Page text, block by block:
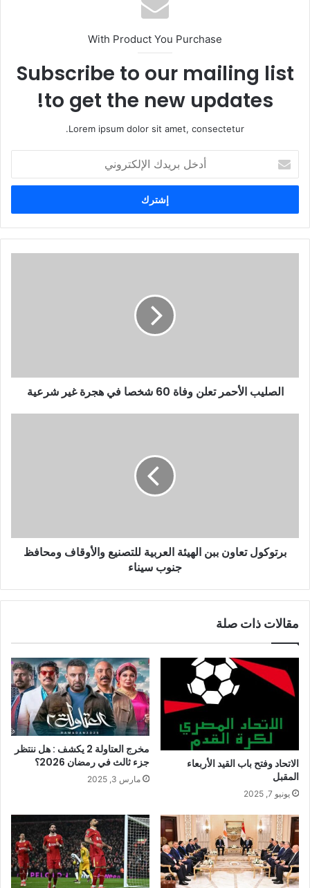
With Product You Purchase
Subscribe to our mailing list
to get the new updates!
Lorem ipsum dolor sit amet, consectetur.
خ
ب
ر
ر
الصليب الأحمر تعلن وفاة 60 شخصا في هجرة غير شرعية
برتوكول تعاون ببن الهيئة العربية للتصنيع والأوقاف ومحافظ
جنوب سيناء
مقالات ذات صلة
الاتحاد وفتح باب القيد الأربعاء
المقبل
يونيو 7, 2025
مخرج العتاولة 2 يكشف : هل ننتظر
جزء ثالث في رمضان 2026؟
مارس 3, 2025